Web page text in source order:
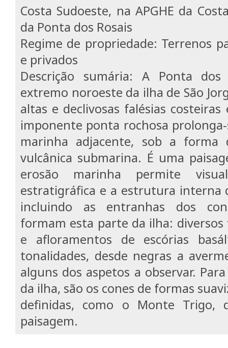
Costa Sudoeste, na APGHE da
da Ponta dos Rosais
Regime de propriedade: Terrenos
e privados
Descrição sumária: A Ponta
extremo noroeste da ilha de São
altas e declivosas falésias
imponente ponta rochosa
marinha adjacente, sob a forma
vulcânica submarina. É uma
erosão marinha permite
estratigráfica e a estrutura interna
incluindo as entranhas dos
formam esta parte da ilha:
e afloramentos de escórias
tonalidades, desde negras a
alguns dos aspetos a observar.
da ilha, são os cones de formas
definidas, como o Monte Trigo,
paisagem.